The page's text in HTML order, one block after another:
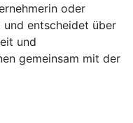
oder
und entscheidet über
und
gemeinsam mit der